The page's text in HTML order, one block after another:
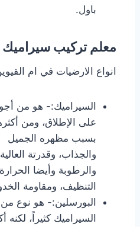
باول.
معلم تركيب سيراميك
انواع الارضيات في ام
السيراميك:- هو من
على الإطلاق، ومن
بسبب مظهره الجميل
والجذاب، وقدرتة
والرطوبة وأيضا
التنظيف، ومقاومة
البورسلين:- هو نوع من
السيراميك كثيراً، لكنه